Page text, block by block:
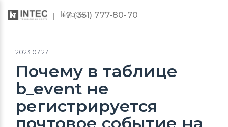
Курсы
+7 (351) 777-80-70
2023.07.27
Почему в таблице
b_event не
регистрируется